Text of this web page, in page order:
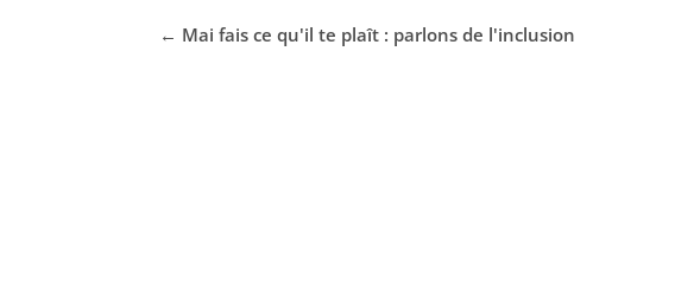
← Mai fais ce qu'il te plaît : parlons de l'inclusion